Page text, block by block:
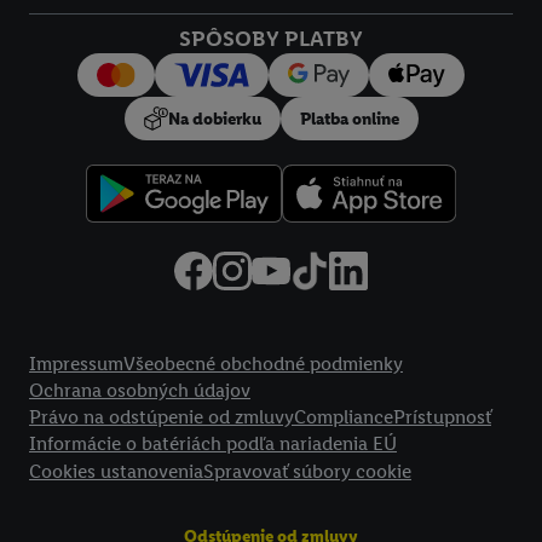
SPÔSOBY PLATBY
Na dobierku Platba online
ImpressumVšeobecné obchodné podmienky
Ochrana osobných údajov
Právo na odstúpenie od zmluvyCompliancePrístupnosť
Informácie o batériách podľa nariadenia EÚ
Cookies ustanoveniaSpravovať súbory cookie
Odstúpenie od zmluvy
Kliknutím na možnosť "Odmietnuť" môžete povoliť iba
používanie potrebných technológií. Kliknutím na "Súhlasím
vyjadríte súhlas so spracúvaním na všetky vyššie uvedené účely.
Ďalšie informácie vrátane informácií o dobe uchovávania
údajov a Vašom práve kedykoľvek odvolať súhlas s účinnosťou
do budúcnosti nájdete v našichzásadách ochrany osobných
Imprint nájdete tu.